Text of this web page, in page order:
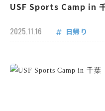
USF Sports Camp in
2025.11.16 日帰り